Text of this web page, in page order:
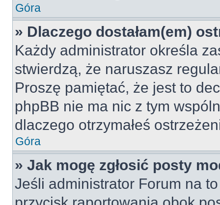
Góra
» Dlaczego dostałam(em)
Każdy administrator określa
stwierdzą, że naruszasz
Proszę pamiętać, że jest to
phpBB nie ma nic z tym
dlaczego otrzymałeś
Góra
» Jak mogę zgłosić posty
Jeśli administrator Forum na